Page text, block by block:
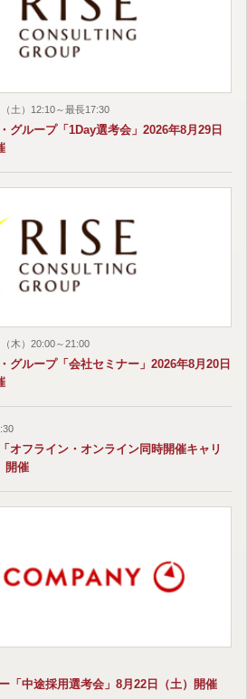
土）12:10～最長17:30
グループ「1Day選考会」2026年8月29日
木）20:00～21:00
グループ「会社セミナー」2026年8月20日
オフライン・オンライン同時開催キャリ
開催
「中途採用選考会」8月22日（土）開催